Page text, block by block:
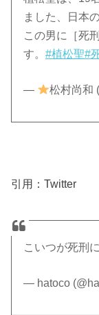
ました、日本
この男に［死
す。#植松聖#
— 松村尚和
引用：Twitter
こいつが死刑
— hatoco